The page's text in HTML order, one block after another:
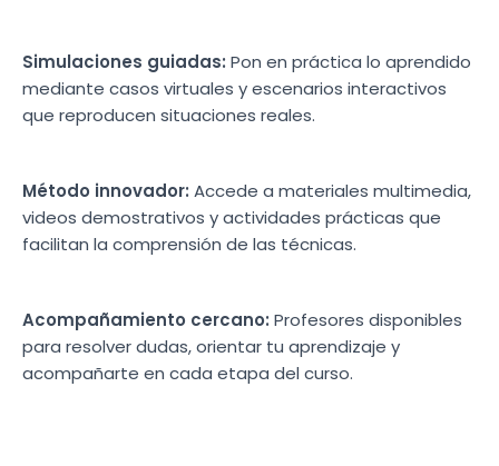
Simulaciones guiadas: Pon en práctica lo aprendido
mediante casos virtuales y escenarios interactivos
que reproducen situaciones reales.
Método innovador: Accede a materiales multimedia,
videos demostrativos y actividades prácticas que
facilitan la comprensión de las técnicas.
Acompañamiento cercano: Profesores disponibles
para resolver dudas, orientar tu aprendizaje y
acompañarte en cada etapa del curso.